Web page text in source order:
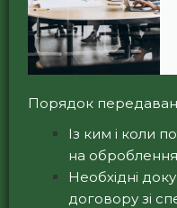
Порядок
Із ким і коли
на оброблення
Необхідні
договору зі